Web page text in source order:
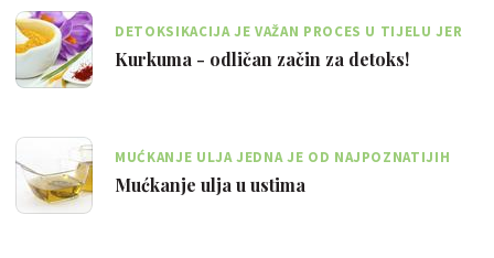
DETOKSIKACIJA JE VAŽAN PROCES U TIJELU JER
OSIGURAVA ZAŠTITU OD BOLESTI
Kurkuma - odličan začin za detoks!
MUĆKANJE ULJA JEDNA JE OD NAJPOZNATIJIH
METODA ČIŠĆENJA U AJURVEDI
Mućkanje ulja u ustima